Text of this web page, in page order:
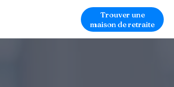
Trouver une
maison de retraite